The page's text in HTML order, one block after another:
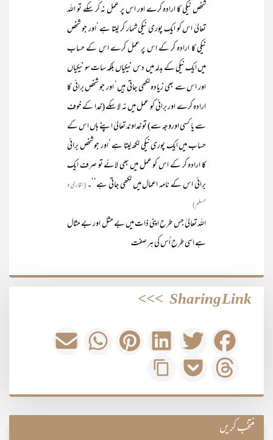
شخص نیکی کا ارادہ کرے اور اس پر عمل نہ کر سکے تو اللہ
تعالیٰ اس کو ایک پوری نیکی شمار کر لیتا ہے ‘اور جو شخص
نیکی کا ارادہ کر کے اس پر عمل کرے اس کے حساب
میں ایک نیکی کے بدلہ میں دس نیکیاں بلکہ سات سو نیکیاں
اور اس سے بھی زیادہ لکھی جاتی ہیں‘ اور جو شخص برائی کا
ارادہ کرے اور برائی کو عمل میں نہ لا سکے (خدا کے خوف
سے یا کسی اوروجہ سے) تو خداوند تعالیٰ اپنے ہاں اس کے
حساب میں ایک پوری نیکی لکھ لیتا ہے ‘اور جو شخص برائی
کا ارادہ کر کے اس کو عمل میں بھی لائے تو صرف ایک
برائی اس کے نامہ اعمال میں لکھی جاتی ہے‘‘۔(بخاری و
مسلم)
اللہ تعالیٰ جس طرح اپنی ذات میں بے مثل اور بے مثال
ہے اسی طرح اُس کی ہر صفت
Sharing Link
>>>
منتخب کریں